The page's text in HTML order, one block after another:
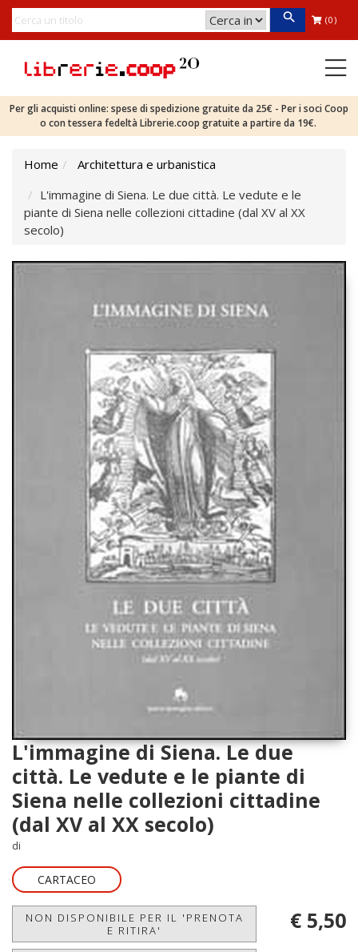
(0)
Per gli acquisti online: spese di spedizione gratuite da 25€ - Per i soci Coop
o con tessera fedeltà Librerie.coop gratuite a partire da 19€.
Home
Architettura e urbanistica
L'immagine di Siena. Le due città. Le vedute e le
piante di Siena nelle collezioni cittadine (dal XV al XX
secolo)
L'immagine di Siena. Le due
città. Le vedute e le piante di
Siena nelle collezioni cittadine
(dal XV al XX secolo)
di
CARTACEO
NON DISPONIBILE PER IL 'PRENOTA
E RITIRA'
€ 5,50